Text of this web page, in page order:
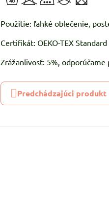
Použitie: ľahké oblečenie,
Certifikát: OEKO-TEX
Zrážanlivosť: 5%,
Predchádzajúci produkt